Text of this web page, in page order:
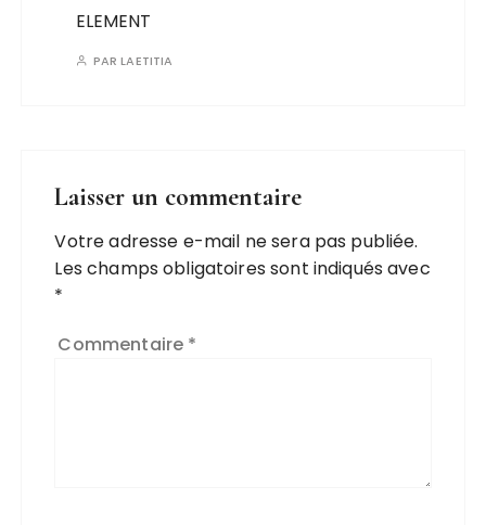
ELEMENT
PARLAETITIA
Laisser un commentaire
Votre adresse e-mail ne sera pas publiée.
Les champs obligatoires sont indiqués avec
*
Commentaire *